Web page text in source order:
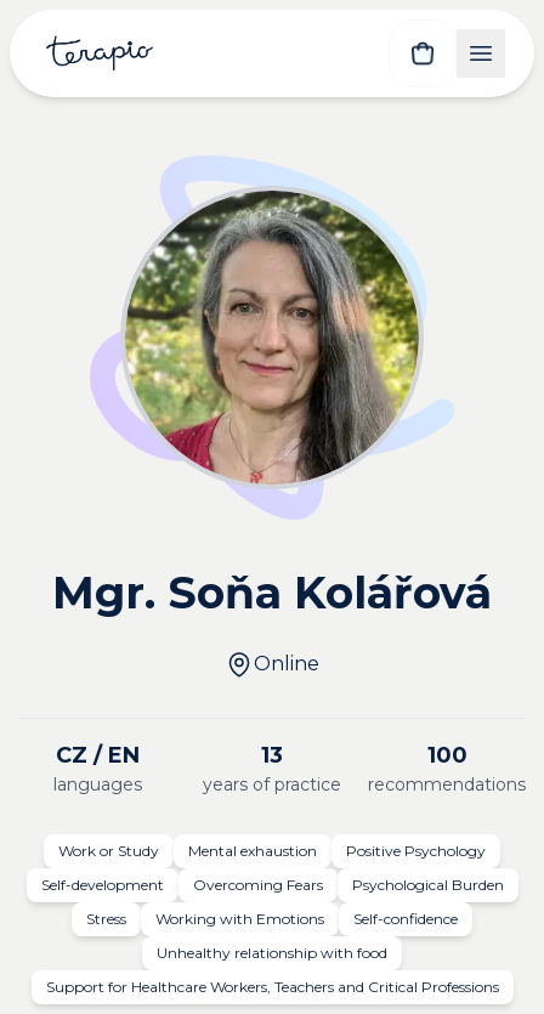
Mgr. Soňa Kolářová
Online
CZ / EN
languages
13
years of practice
100
recommendations
Work or Study Mental exhaustion
Positive Psychology
Self-development
Overcoming Fears
Psychological Burden
Stress
Working with Emotions
Self-confidence
Unhealthy relationship with food
Support for Healthcare Workers, Teachers and Critical Professions